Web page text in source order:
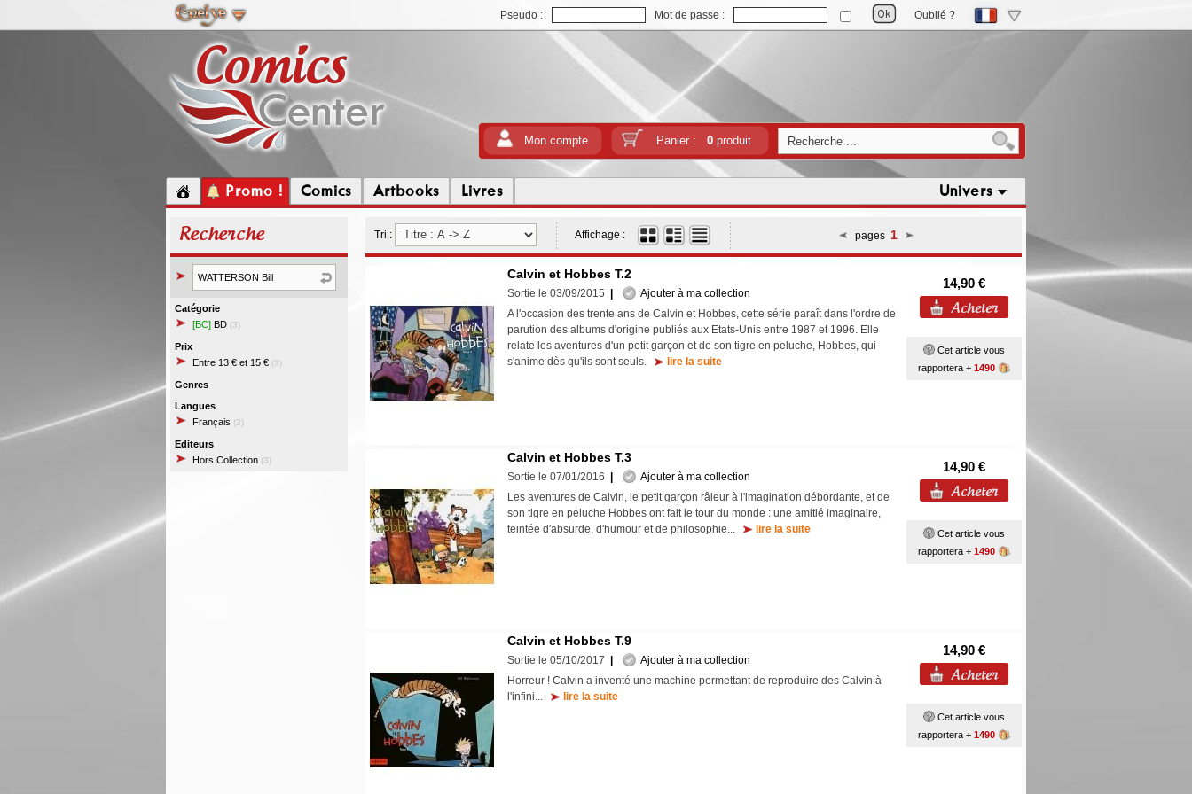
Pseudo : Mot de passe : Oublié ?
Mon compte Panier : 0produit
Promo ! Comics Artbooks Livres Univers
Recherche
Catégorie
[BC] BD (3)
Prix
Entre 13 € et 15 € (3)
Genres
Langues
Français (3)
Editeurs
Hors Collection (3)
Tri : Affichage : pages 1
Calvin et Hobbes T.2
Sortie le 03/09/2015
Ajouter à ma collection
A l'occasion des trente ans de Calvin et Hobbes, cette série paraît dans l'ordre de
parution des albums d'origine publiés aux Etats-Unis entre 1987 et 1996. Elle
relate les aventures d'un petit garçon et de son tigre en peluche, Hobbes, qui
s'anime dès qu'ils sont seuls.
lire la suite
14,90 €
Cet article vous
rapportera + 1490
Calvin et Hobbes T.3
Sortie le 07/01/2016
Ajouter à ma collection
Les aventures de Calvin, le petit garçon râleur à l'imagination débordante, et de
son tigre en peluche Hobbes ont fait le tour du monde : une amitié imaginaire,
teintée d'absurde, d'humour et de philosophie...
lire la suite
14,90 €
Cet article vous
rapportera + 1490
Calvin et Hobbes T.9
Sortie le 05/10/2017
Ajouter à ma collection
Horreur ! Calvin a inventé une machine permettant de reproduire des Calvin à
l'infini...
lire la suite
14,90 €
Cet article vous
rapportera + 1490